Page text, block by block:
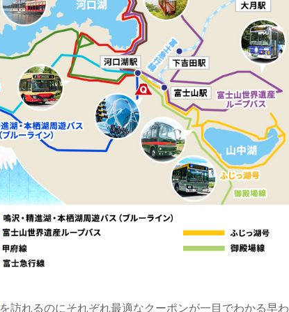
を訪れるのにそれぞれ最適なクーポンが一目でわかる早わ